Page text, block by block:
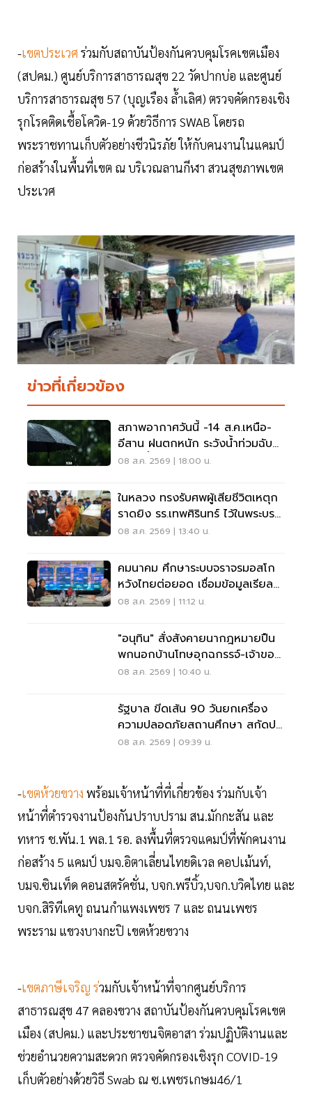
-เขตประเวศ ร่วมกับสถาบันป้องกันควบคุมโรคเขตเมือง
(สปคม.) ศูนย์บริการสาธารณสุข 22 วัดปากบ่อ และศูนย์
บริการสาธารณสุข 57 (บุญเรือง ล้ำเลิศ) ตรวจคัดกรองเชิง
รุกโรคติดเชื้อโควิด-19 ด้วยวิธีการ SWAB โดยรถ
พระราชทานเก็บตัวอย่างชีวนิรภัย ให้กับคนงานในแคมป์
ก่อสร้างในพื้นที่เขต ณ บริเวณลานกีฬา สวนสุขภาพเขต
ประเวศ
ข่าวที่เกี่ยวข้อง
สภาพอากาศวันนี้ -14 ส.ค.เหนือ-
อีสาน ฝนตกหนัก ระวังน้ำท่วมฉับ
พลัน น้ำป่าไหลหลาก
08 ส.ค. 2569 | 18:00 น.
ในหลวง ทรงรับศพผู้เสียชีวิตเหตุก
ราดยิง รร.เทพศิรินทร์ ไว้ในพระบรม
ราชานุเคราะห์
08 ส.ค. 2569 | 13:40 น.
คมนาคม ศึกษาระบบจราจรมอสโก
หวังไทยต่อยอด เชื่อมข้อมูลเรียล
ไทม์ แก้รถติด
08 ส.ค. 2569 | 11:12 น.
"อนุทิน" สั่งสังคายนากฎหมายปืน
พกนอกบ้านโทษอุกฉกรรจ์-เจ้าของ
โดนหนัก
08 ส.ค. 2569 | 10:40 น.
รัฐบาล ขีดเส้น 90 วันยกเครื่อง
ความปลอดภัยสถานศึกษา สกัดปม
บูลลี่
08 ส.ค. 2569 | 09:39 น.
-เขตห้วยขวาง พร้อมเจ้าหน้าที่ที่เกี่ยวข้อง ร่วมกับเจ้า
หน้าที่ตำรวจงานป้องกันปราบปราม สน.มักกะสัน และ
ทหาร ช.พัน.1 พล.1 รอ. ลงพื้นที่ตรวจแคมป์ที่พักคนงาน
ก่อสร้าง 5 แคมป์ บมจ.อิตาเลี่ยนไทยดิเวล คอปเม้นท์,
บมจ.ซินเท็ด คอนสตรัคชั่น, บจก.พรีบิ้ว,บจก.บวิคไทย และ
บจก.สิริทีเคทู ถนนกำแพงเพชร 7 และ ถนนเพชร
พระราม แขวงบางกะปิ เขตห้วยขวาง
-เขตภาษีเจริญ ร่วมกับเจ้าหน้าที่จากศูนย์บริการ
สาธารณสุข 47 คลองขวาง สถาบันป้องกันควบคุมโรคเขต
เมือง (สปคม.) และประชาชนจิตอาสา ร่วมปฏิบัติงานและ
ช่วยอำนวยความสะดวก ตรวจคัดกรองเชิงรุก COVID-19
เก็บตัวอย่างด้วยวิธี Swab ณ ซ.เพชรเกษม46/1